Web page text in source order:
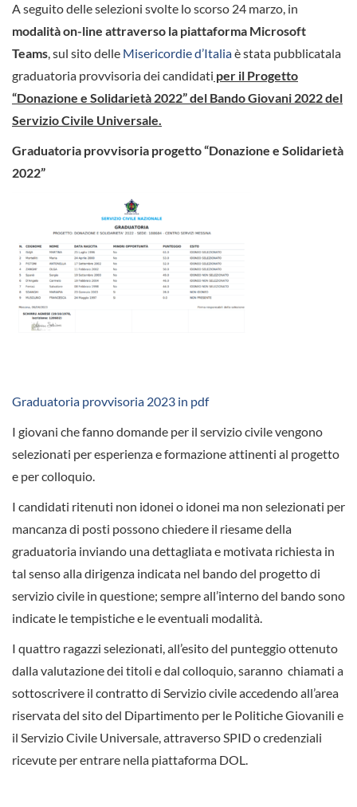
A seguito delle selezioni svolte lo scorso 24 marzo, in
modalità on-line attraverso la piattaforma Microsoft
Teams, sul sito delle Misericordie d’Italiaè stata pubblicatala
graduatoria provvisoria dei candidati per il Progetto
“Donazione e Solidarietà 2022” del Bando Giovani 2022 del
Servizio Civile Universale.
Graduatoria provvisoria progetto “Donazione e Solidarietà
2022”
Graduatoria provvisoria 2023 in pdf
I giovani che fanno domande per il servizio civile vengono
selezionati per esperienza e formazione attinenti al progetto
e per colloquio.
I candidati ritenuti non idonei o idonei ma non selezionati per
mancanza di posti possono chiedere il riesame della
graduatoria inviando una dettagliata e motivata richiesta in
tal senso alla dirigenza indicata nel bando del progetto di
servizio civile in questione; sempre all’interno del bando sono
indicate le tempistiche e le eventuali modalità.
I quattro ragazzi selezionati, all’esito del punteggio ottenuto
dalla valutazione dei titoli e dal colloquio, saranno chiamati a
sottoscrivere il contratto di Servizio civile accedendo all’area
riservata del sito del Dipartimento per le Politiche Giovanili e
il Servizio Civile Universale, attraverso SPID o credenziali
ricevute per entrare nella piattaforma DOL.